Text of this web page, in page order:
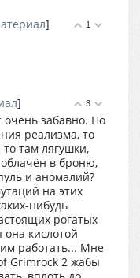
1
]
3
]
очень забавно. Но
реализма, то
то там лягушки,
облачён в броню,
и аномалий?
на этих
нибудь
рогатых
кислотой
работать... Мне
Grimrock 2 жабы